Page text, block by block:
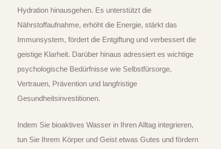
Hydration hinausgehen. Es unterstützt die
Nährstoffaufnahme, erhöht die Energie, stärkt das
Immunsystem, fördert die Entgiftung und verbessert die
geistige Klarheit. Darüber hinaus adressiert es wichtige
psychologische Bedürfnisse wie Selbstfürsorge,
Vertrauen, Prävention und langfristige
Gesundheitsinvestitionen.
Indem Sie bioaktives Wasser in Ihren Alltag integrieren,
tun Sie Ihrem Körper und Geist etwas Gutes und fördern